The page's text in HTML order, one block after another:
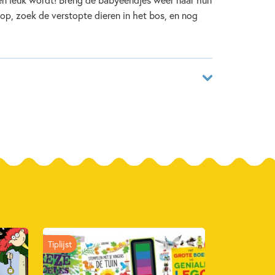
zoek de verstopte dieren in het bos, en nog
Tiplijst